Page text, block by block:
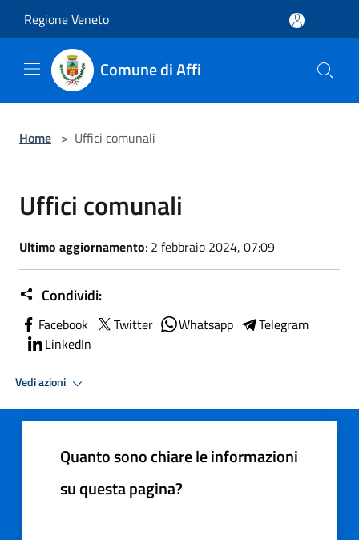
Regione Veneto
Comune di Affi
Home > Uffici comunali
Uffici comunali
Ultimo aggiornamento: 2 febbraio 2024, 07:09
Condividi:
Facebook Twitter Whatsapp
Telegram
LinkedIn
Vedi azioni
Quanto sono chiare le informazioni
su questa pagina?